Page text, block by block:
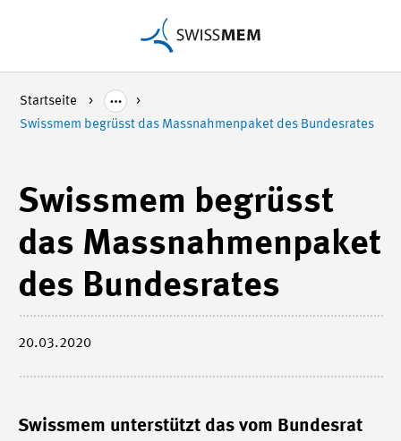
Startseite
Swissmem begrüsst das Massnahmenpaket des Bundesrates
Swissmem begrüsst
das Massnahmenpaket
des Bundesrates
20.03.2020
Swissmem unterstützt das vom Bundesrat